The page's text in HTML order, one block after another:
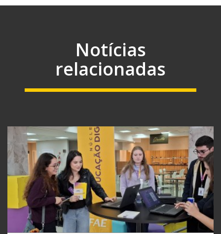
Notícias
relacionadas